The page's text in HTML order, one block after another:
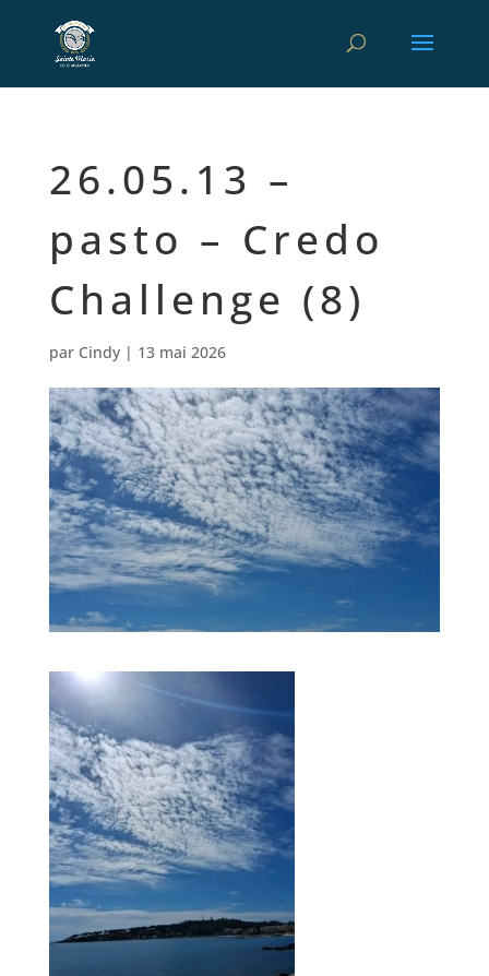
26.05.13 –
pasto – Credo
Challenge (8)
par Cindy| 13 mai 2026